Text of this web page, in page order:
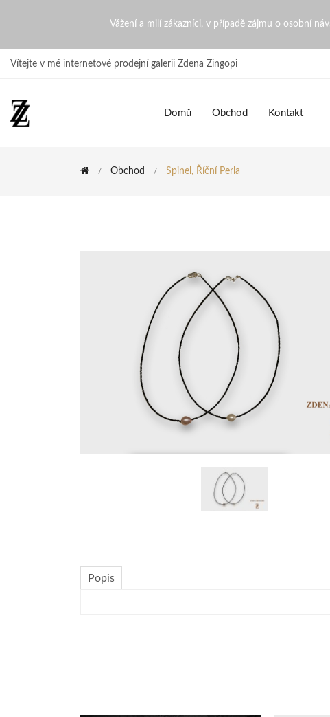
Spinel, říční Perla |Vážení a milí zákazníci, v případě zájmu o osobní
Vítejte v mé internetové prodejní galerii Zdena Zingopi
Domů Obchod Kontakt
Obchod Spinel, Říční Perla
Popis